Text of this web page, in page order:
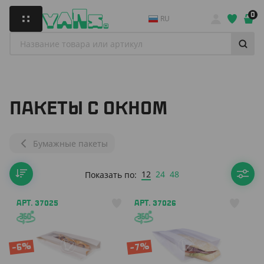
RU 0
ПАКЕТЫ С ОКНОМ
Бумажные пакеты
Показать по: 12 24 48
АРТ. 37025
-6%
АРТ. 37026
-7%